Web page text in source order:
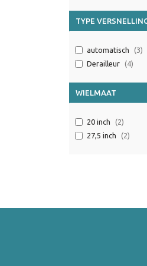
TYPE
automatisch
(3)
Derailleur
(4)
WIELMAAT
20 inch
(2)
27,5 inch
(2)